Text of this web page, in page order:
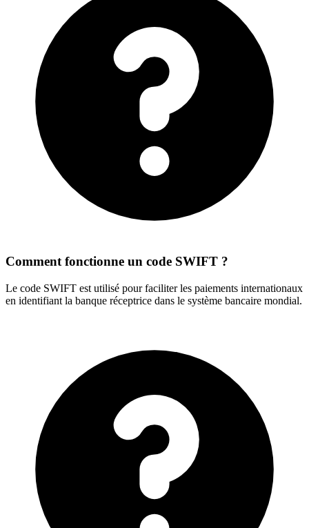
Comment fonctionne un code SWIFT ?
Le code SWIFT est utilisé pour faciliter les paiements internationaux
en identifiant la banque réceptrice dans le système bancaire mondial.